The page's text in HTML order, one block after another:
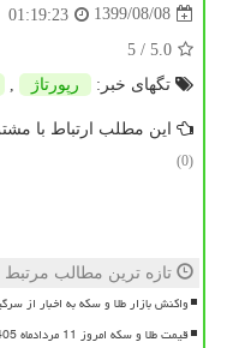
1399/08/08
01:19:23
5.0
/ 5
تگهای خبر:
رپورتاژ ,
این مطلب ارتباط با
(0)
تازه ترین مطالب مرتبط
واکنش بازار طلا و سکه به اخبار از
قیمت طلا و سکه امروز 11 مردادماه 1405